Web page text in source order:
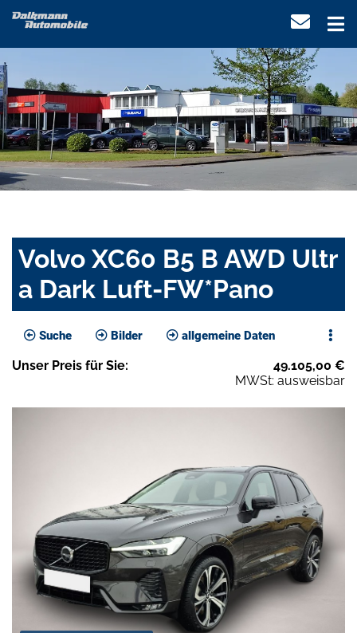
Volvo XC60 B5 B AWD Ultr
a Dark Luft-FW*Pano
Suche Bilder allgemeine Daten
Unser Preis für Sie: 49.105,00 €
MWSt: ausweisbar